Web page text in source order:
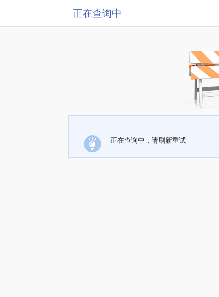
正在查询中
正在查询中，请刷新重试